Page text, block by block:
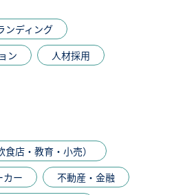
ンディング
ン
人材採用
食店・教育・小売）
カー
不動産・金融